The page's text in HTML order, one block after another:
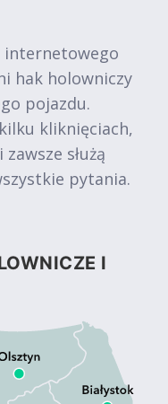
internetowego
hak holowniczy
pojazdu.
kliknięciach,
służą
pytania.
I